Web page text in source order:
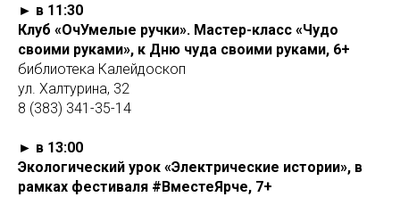
► в 11:30
Клуб «ОчУмелые ручки». Мастер-класс «Чудо
своими руками», к Дню чуда своими руками, 6+
библиотека Калейдоскоп
ул. Халтурина, 32
8 (383) 341-35-14
► в 13:00
Экологический урок «Электрические истории», в
рамках фестиваля #ВместеЯрче, 7+